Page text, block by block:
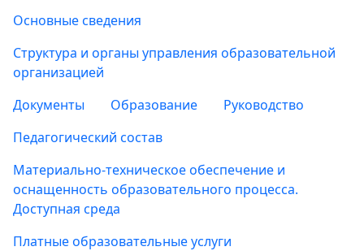
Основные сведения
Структура и органы управления образовательной
организацией
Документы
Образование
Руководство
Педагогический состав
Материально-техническое обеспечение и
оснащенность образовательного процесса.
Доступная среда
Платные образовательные услуги